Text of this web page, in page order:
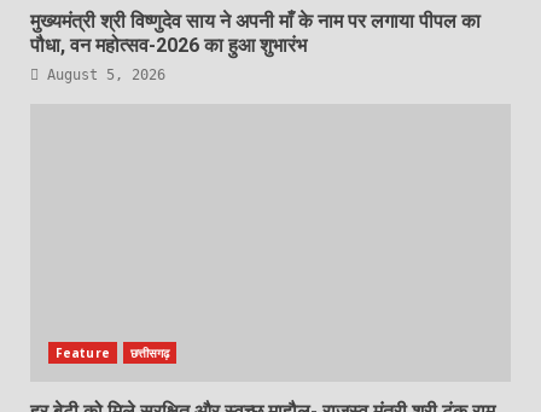
मुख्यमंत्री श्री विष्णुदेव साय ने अपनी माँ के नाम पर लगाया पीपल का
पौधा, वन महोत्सव-2026 का हुआ शुभारंभ
August 5, 2026
Feature छत्तीसगढ़